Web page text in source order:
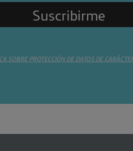
SOBRE PROTECCIÓN DE DATOS DE